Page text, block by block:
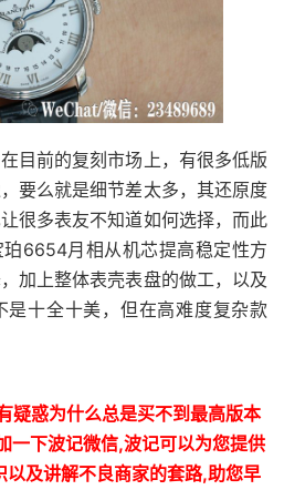
目前的复刻市场上，有很多低版
要么就是细节差太多，其还原度
很多表友不知道如何选择，而此
6654月相从机芯提高稳定性方
加上整体表壳表盘的做工，以及
是十全十美，但在高难度复杂款
疑惑为什么总是买不到最高版本
一下波记微信,波记可以为您提供
及讲解不良商家的套路,助您早